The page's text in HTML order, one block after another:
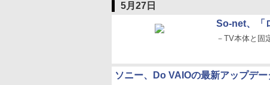
5月27日
So-net、「
－TV本体と固
ソニー、Do VAIOの最新アップデー